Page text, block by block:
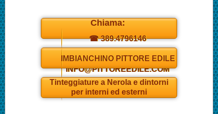
Chiama:
☎ 389.4796146
Daniel
INFO@PITTOREEDILE.COM
IMBIANCHINO PITTORE EDILE
Tinteggiature aNerolae dintorni
per interni ed esterni